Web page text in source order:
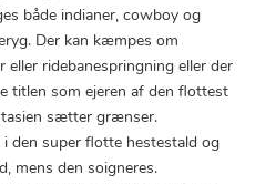
både indianer, cowboy og
Der kan kæmpes om
eller ridebanespringning eller der
titlen som ejeren af den flottest
sætter grænser.
den super flotte hestestald og
mens den soigneres.